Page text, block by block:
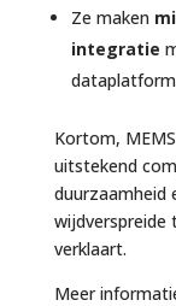
Ze maken
integratie
Kortom,
uitstekend
duurzaamheid
wijdverspreide
verklaart.
Meer